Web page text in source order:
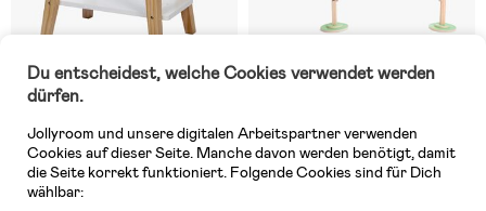
Auf Lager
(0)
byASTRUP Pflegestation für 2
Auf Lager
Du entscheidest, welche Cookies verwendet werden
dürfen.
Jollyroom und unsere digitalen Arbeitspartner verwenden
Cookies auf dieser Seite. Manche davon werden benötigt, damit
die Seite korrekt funktioniert. Folgende Cookies sind für Dich
wählbar: